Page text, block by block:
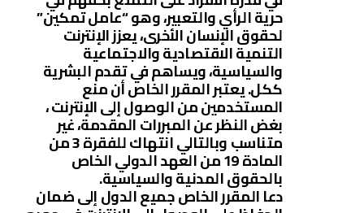
حرية الرأي والتعبير، وهو “عامل تمكين”
لحقوق الإنسان الأخرى، يعزز الإنترنت
التنمية الاقتصادية والاجتماعية
والسياسية، ويساهم في تقدم البشرية
ككل. يعتبر المقرر الخاص أن منع
المستخدمين من الوصول إلى الإنترنت ،
بغض النظر عن المبررات المقدمة، غير
متناسب وبالتالي انتهاك للفقرة 3 من
المادة 19 من العهد الدولي الخاص
بالحقوق المدنية والسياسية.
دعا المقرر الخاص جميع الدول إلى ضمان